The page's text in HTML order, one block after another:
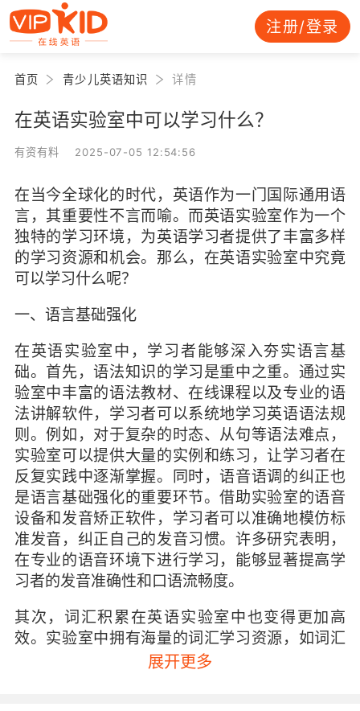
注册/登录
首页 青少儿英语知识 详情
在英语实验室中可以学习什么？
有资有料 2025-07-05 12:54:56
在当今全球化的时代，英语作为一门国际通用语
言，其重要性不言而喻。而英语实验室作为一个
独特的学习环境，为英语学习者提供了丰富多样
的学习资源和机会。那么，在英语实验室中究竟
可以学习什么呢？
一、语言基础强化
在英语实验室中，学习者能够深入夯实语言基
础。首先，语法知识的学习是重中之重。通过实
验室中丰富的语法教材、在线课程以及专业的语
法讲解软件，学习者可以系统地学习英语语法规
则。例如，对于复杂的时态、从句等语法难点，
实验室可以提供大量的实例和练习，让学习者在
反复实践中逐渐掌握。同时，语音语调的纠正也
是语言基础强化的重要环节。借助实验室的语音
设备和发音矫正软件，学习者可以准确地模仿标
准发音，纠正自己的发音习惯。许多研究表明，
在专业的语音环境下进行学习，能够显著提高学
习者的发音准确性和口语流畅度。
其次，词汇积累在英语实验室中也变得更加高
效。实验室中拥有海量的词汇学习资源，如词汇
记忆软件、电子词典、词汇卡片等。学习者可以
展开更多